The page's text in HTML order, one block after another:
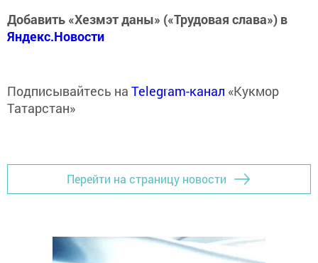
Добавить «Хезмэт даны» («Трудовая слава») в
Яндекс.Новости
Подписывайтесь на Telegram-канал «Кукмор
Татарстан»
Перейти на страницу новости